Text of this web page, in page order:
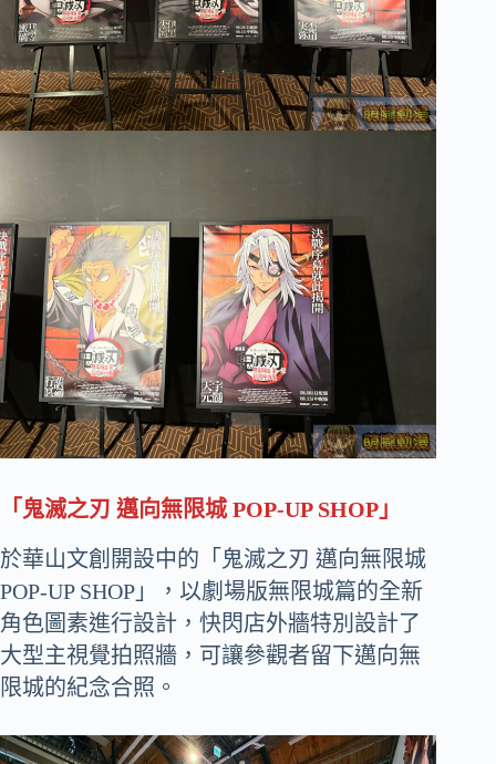
「鬼滅之刃 邁向無限城 POP-UP SHOP」
於華山文創開設中的「鬼滅之刃 邁向無限城
POP-UP SHOP」，以劇場版無限城篇的全新
角色圖素進行設計，快閃店外牆特別設計了
大型主視覺拍照牆，可讓參觀者留下邁向無
限城的紀念合照。